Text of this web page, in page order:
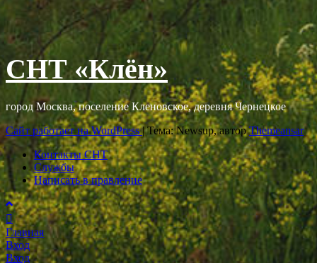
СНТ «Клён»
город Москва, поселение Кленовское, деревня Чернецкое
Сайт работает на WordPress|Тема: Newsup, авторThemeansar
Контакты СНТ
Службы
Написать в правление
Главная
Вход
Вход